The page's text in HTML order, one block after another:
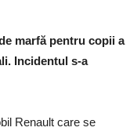
marfă pentru copii a
Incidentul s-a
Renault care se